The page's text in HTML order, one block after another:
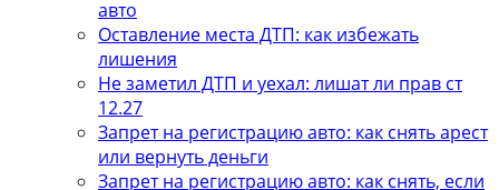
авто
Оставление места ДТП: как избежать
лишения
Не заметил ДТП и уехал: лишат ли прав ст
12.27
Запрет на регистрацию авто: как снять арест
или вернуть деньги
Запрет на регистрацию авто: как снять, если